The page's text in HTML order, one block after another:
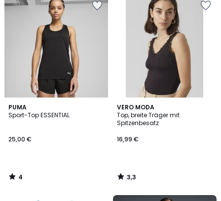
PUMA
Sport-Top ESSENTIAL
25,00 €
4
/
4
/
VERO MODA
Top, breite Träger mit
Spitzenbesatz
16,99 €
3,3
/ 5
3,3
/